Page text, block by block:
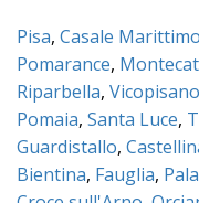
Pisa, Casale Marittimo
Pomarance,
Riparbella, Vicopisano
Pomaia, Santa Luce,
Guardistallo,
Bientina, Fauglia,